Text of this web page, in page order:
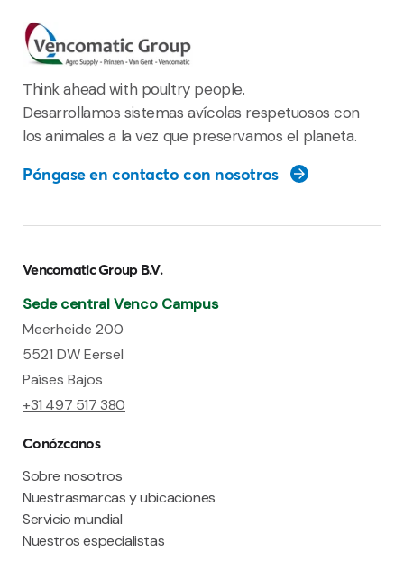
Think ahead with poultry people.
Desarrollamos sistemas avícolas respetuosos con
los animales a la vez que preservamos el planeta.
Póngase en contacto con nosotros
Vencomatic Group B.V.
Sede central Venco Campus
Meerheide 200
5521 DW Eersel
Países Bajos
+31 497 517 380
Conózcanos
Sobre nosotros
Nuestrasmarcas y ubicaciones
Servicio mundial
Nuestros especialistas